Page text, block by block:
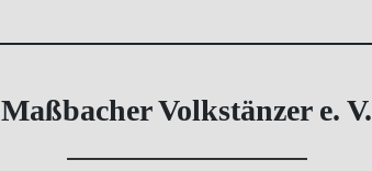
Maßbacher Volkstänzer e. V.